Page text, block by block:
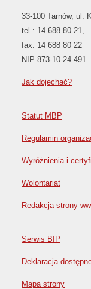
33-100 Tarnów, ul.
tel.: 14 688 80 21,
fax: 14 688 80 22
NIP 873-10-24-491
Jak dojechać?
Statut MBP
Regulamin
Wyróżnienia i
Wolontariat
Redakcja strony
Serwis BIP
Deklaracja
Mapa strony